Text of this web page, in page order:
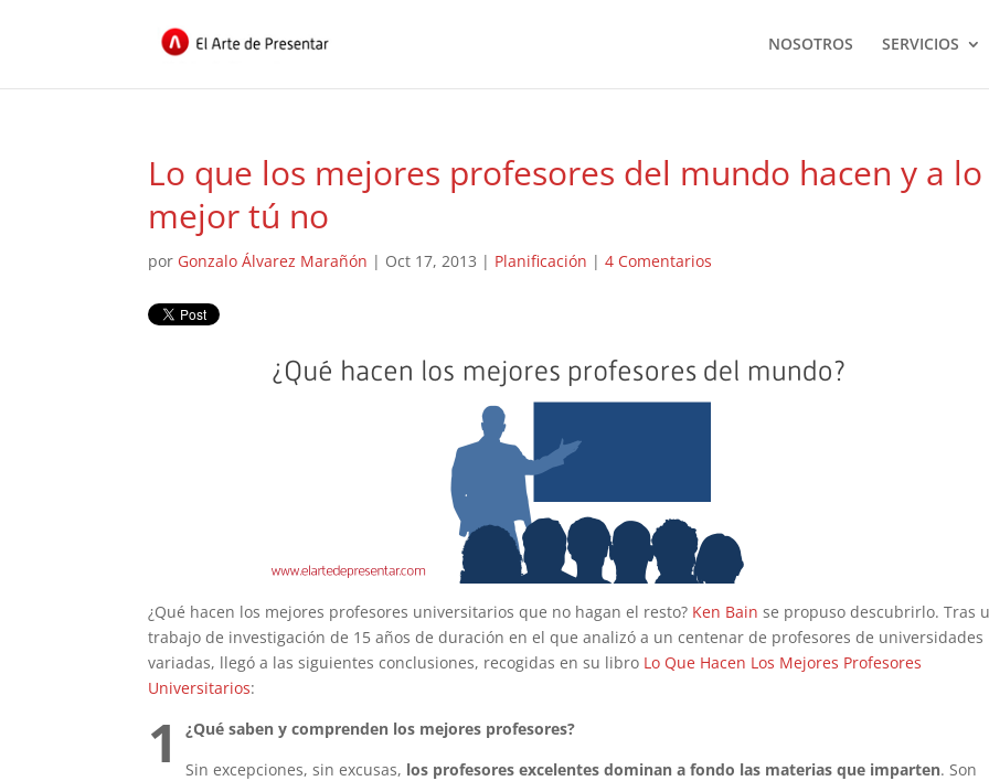
NOSOTROS SERVICIOS
Lo que los mejores profesores del mundo hacen y a lo
mejor tú no
por Gonzalo Álvarez Marañón | Oct 17, 2013 | Planificación |4 Comentarios
¿Qué hacen los mejores profesores universitarios que no hagan el resto? Ken Bain se propuso descubrirlo. Tras
trabajo de investigación de 15 años de duración en el que analizó a un centenar de profesores de universidades
variadas, llegó a las siguientes conclusiones, recogidas en su libro Lo Que Hacen Los Mejores Profesores
Universitarios:
1
¿Qué saben y comprenden los mejores profesores?
Sin excepciones, sin excusas, los profesores excelentes dominan a fondo las materias que imparten. Son